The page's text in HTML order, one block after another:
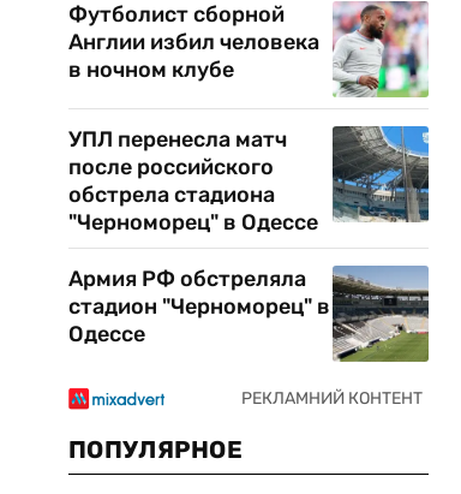
Футболист сборной
Англии избил человека
в ночном клубе
УПЛ перенесла матч
после российского
обстрела стадиона
"Черноморец" в Одессе
Армия РФ обстреляла
стадион "Черноморец" в
Одессе
ПОПУЛЯРНОЕ